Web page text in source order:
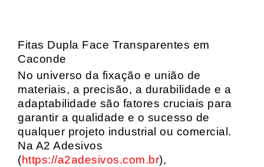
Fitas Dupla Face Transparentes em
Caconde
No universo da fixação e união de
materiais, a precisão, a durabilidade e a
adaptabilidade são fatores cruciais para
garantir a qualidade e o sucesso de
qualquer projeto industrial ou comercial.
Na A2 Adesivos
(https://a2adesivos.com.br),